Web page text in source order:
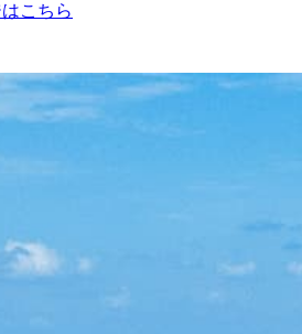
こちら